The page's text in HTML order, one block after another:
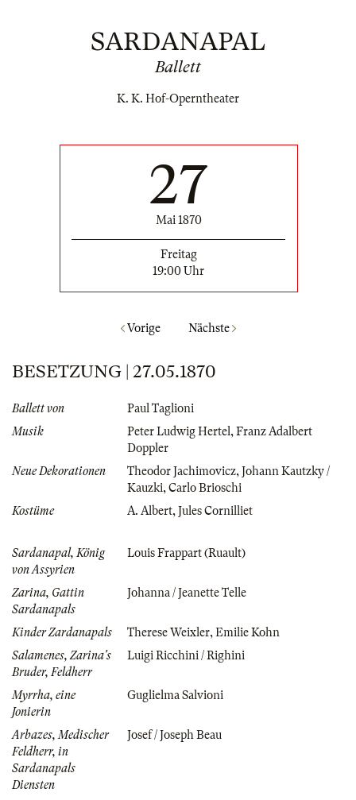
SARDANAPAL
Ballett
K. K. Hof-Operntheater
27
Mai 1870
Freitag
19:00 Uhr
Vorige Nächste
BESETZUNG | 27.05.1870
Ballett von
Paul Taglioni
Musik
Peter Ludwig Hertel , Franz Adalbert
Doppler
Neue Dekorationen
Theodor Jachimovicz, Johann Kautzky /
Kauzki, Carlo Brioschi
Kostüme
A. Albert, Jules Cornilliet
Sardanapal, König
von Assyrien
Louis Frappart (Ruault)
Zarina, Gattin
Sardanapals
Johanna / Jeanette Telle
Kinder Zardanapals Therese Weixler, Emilie Kohn
Salamenes, Zarina's
Bruder, Feldherr
Luigi Ricchini / Righini
Myrrha, eine
Jonierin
Guglielma Salvioni
Arbazes, Medischer
Feldherr, in
Sardanapals
Diensten
Josef / Joseph Beau